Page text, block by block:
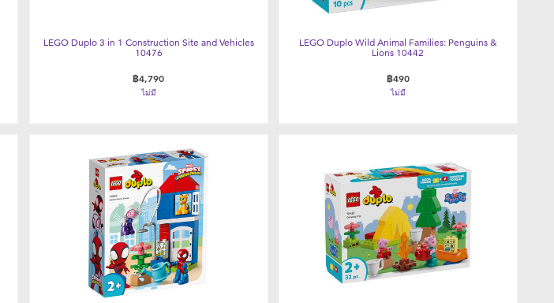
LEGO Duplo 3 in 1 Construction Site and Vehicles
10476
฿4,790
ไม่มี
LEGO Duplo Wild Animal Families: Penguins &
Lions 10442
฿490
ไม่มี